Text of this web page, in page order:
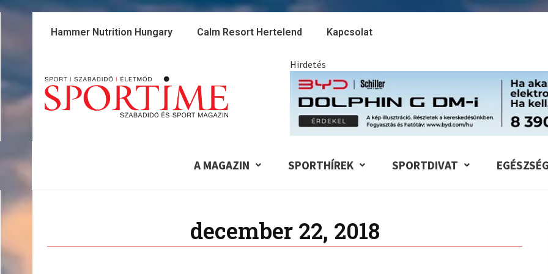
Skip
Hammer Nutrition Hungary Calm Resort Hertelend Kapcsolat
Hirdetés
A MAGAZIN SPORTHÍREK SPORTDIVAT EGÉSZSÉG
december 22, 2018